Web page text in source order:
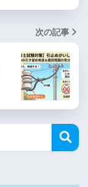
次の記事